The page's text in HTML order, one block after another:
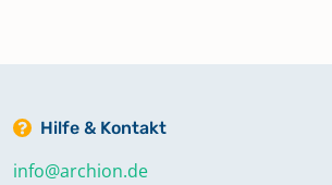
Hilfe & Kontakt
info@archion.de